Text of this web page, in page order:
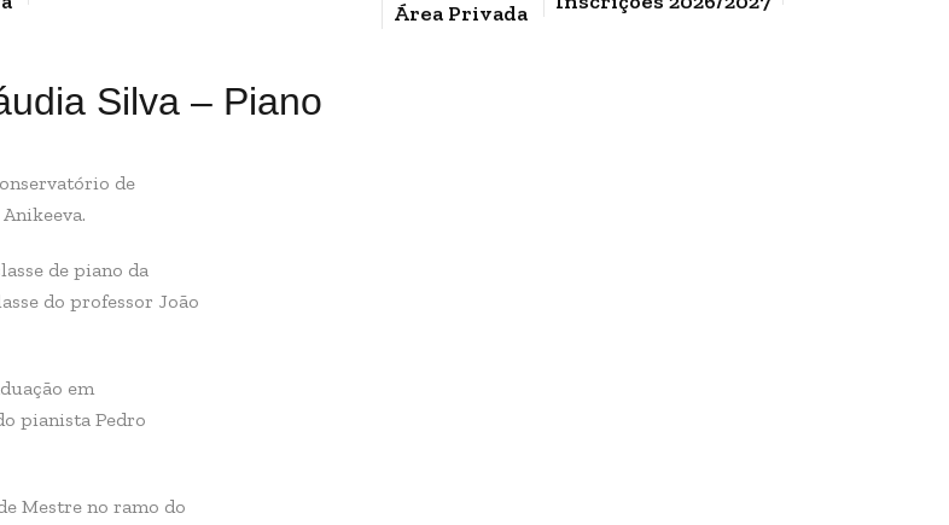
Área Privada
Silva – Piano
de
de piano da
do professor João
em
pianista Pedro
Mestre no ramo do